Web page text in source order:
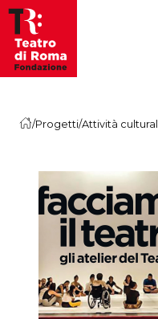
Skip to content
/Progetti/Attività